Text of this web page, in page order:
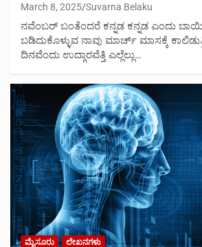
March 8, 2025 Suvarna Belaku
ನವೆಂಬರ್ ಬಂತೆಂದರೆ ಕನ್ನಡ ಕನ್ನಡ ಎಂದು
ಬಡಿದುಕೊಳ್ಳುವ ನಾವು ಮಾರ್ಚ್ ಮಾಸಕ್ಕೆ
ದಿನವೆಂದು ಉದ್ಗಾರವೆತ್ತಿ ಎಲ್ಲೆಲ್ಲು…
ಮೈಸೂರು ಲೇಖನಗಳು